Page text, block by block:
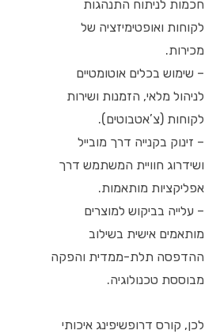
חכמות לניתוח התנהגות
לקוחות ואופטימיזציה של
מכירות.
– שימוש בכלים אוטומטיים
לניהול מלאי, הזמנות ושירות
לקוחות (צ’אטבוטים).
– זינוק בקנייה דרך מובייל
ושידרוג חוויית המשתמש דרך
אפליקציות מותאמות.
– עלייה בביקוש למוצרים
מותאמים אישית בשילוב
ההדפסה תלת-ממדית והפקה
מבוססת טכנולוגיה.
לכן, קורס דרופשיפינג איכותי